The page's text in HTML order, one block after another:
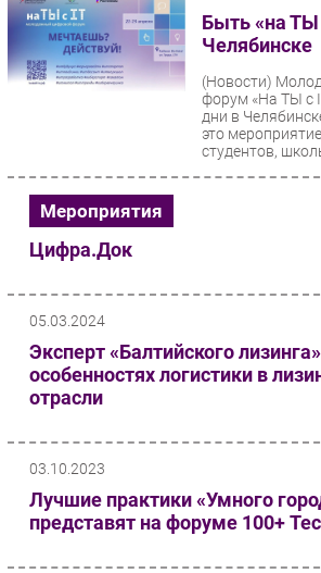
Мобильная связь
Фиксированная связь
Интеграция
Оборудование
ПО
Outsourcing
Регулирование
Финансы
Web
Безопасность
CIO/Управление ИТ
Гаджеты
Здоровье
Быть «на ТЫ
Челябинске
(Новости)
форум «На ТЫ с
дни в
это
студентов,
Мероприятия
Цифра.Док
05.03.2024
Эксперт «Балтийского
особенностях логистики в
отрасли
03.10.2023
Лучшие практики «Умного
представят на форуме 100+